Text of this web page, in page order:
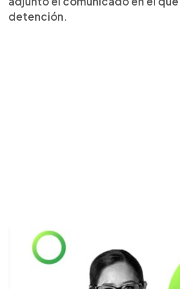
detención.